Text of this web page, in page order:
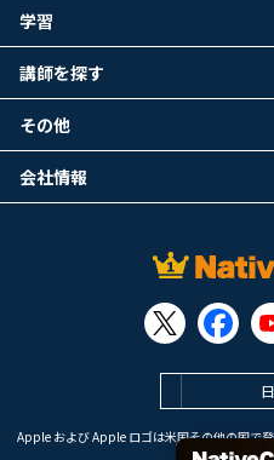
Apple および Apple ロゴは米国その他の国で
Apple Inc. のサ
学習
講師を探す
その他
会社情報